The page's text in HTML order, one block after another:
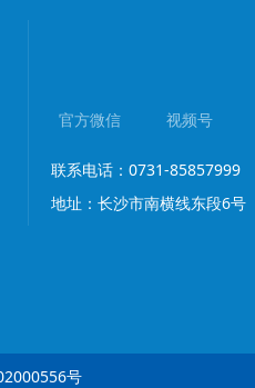
官方微信 视频号
联系电话：0731-85857999
地址：长沙市南横线东段6号
号